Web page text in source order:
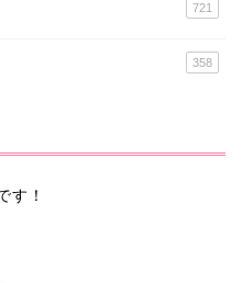
721
358
す！